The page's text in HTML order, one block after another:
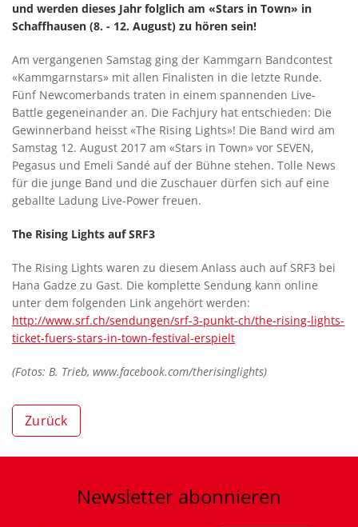
und werden dieses Jahr folglich am «Stars in Town» in
Schaffhausen (8. - 12. August) zu hören sein!
Am vergangenen Samstag ging der Kammgarn Bandcontest
«Kammgarnstars» mit allen Finalisten in die letzte Runde.
Fünf Newcomerbands traten in einem spannenden Live-
Battle gegeneinander an. Die Fachjury hat entschieden: Die
Gewinnerband heisst «The Rising Lights»! Die Band wird am
Samstag 12. August 2017 am «Stars in Town» vor SEVEN,
Pegasus und Emeli Sandé auf der Bühne stehen. Tolle News
für die junge Band und die Zuschauer dürfen sich auf eine
geballte Ladung Live-Power freuen.
The Rising Lights auf SRF3
The Rising Lights waren zu diesem Anlass auch auf SRF3 bei
Hana Gadze zu Gast. Die komplette Sendung kann online
unter dem folgenden Link angehört werden:
http://www.srf.ch/sendungen/srf-3-punkt-ch/the-rising-lights-
ticket-fuers-stars-in-town-festival-erspielt
(Fotos: B. Trieb, www.facebook.com/therisinglights)
Zurück
Newsletter abonnieren